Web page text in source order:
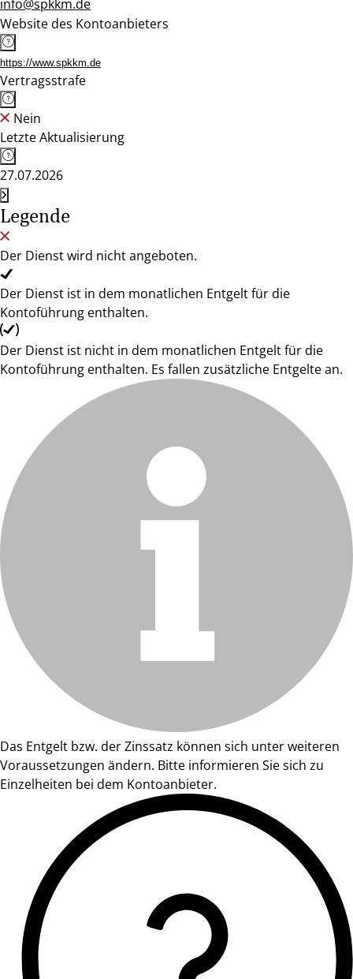
info@spkkm.de
Website des Kontoanbieters
https://www.spkkm.de
Vertragsstrafe
Nein
Letzte Aktualisierung
27.07.2026
Legende
Der Dienst wird nicht angeboten.
Der Dienst ist in dem monatlichen Entgelt für die
Kontoführung enthalten.
Der Dienst ist nicht in dem monatlichen Entgelt für die
Kontoführung enthalten. Es fallen zusätzliche Entgelte an.
Das Entgelt bzw. der Zinssatz können sich unter weiteren
Voraussetzungen ändern. Bitte informieren Sie sich zu
Einzelheiten bei dem Kontoanbieter.